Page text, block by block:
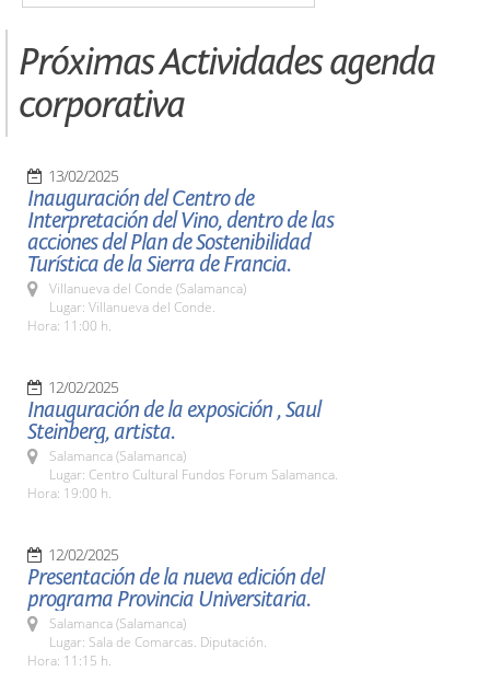
Próximas Actividades agenda
corporativa
13/02/2025
Inauguración del Centro de
Interpretación del Vino, dentro de las
acciones del Plan de Sostenibilidad
Turística de la Sierra de Francia.
Villanueva del Conde (Salamanca)
Lugar: Villanueva del Conde.
Hora: 11:00 h.
12/02/2025
Inauguración de la exposición , Saul
Steinberg, artista.
Salamanca (Salamanca)
Lugar: Centro Cultural Fundos Forum Salamanca.
Hora: 19:00 h.
12/02/2025
Presentación de la nueva edición del
programa Provincia Universitaria.
Salamanca (Salamanca)
Lugar: Sala de Comarcas. Diputación.
Hora: 11:15 h.